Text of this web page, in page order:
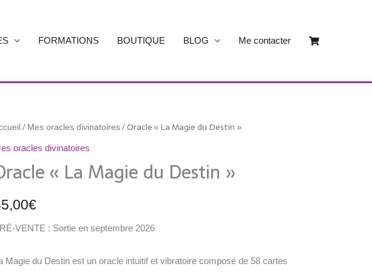
FORMATIONS BOUTIQUE BLOG Me contacter
/ Mes oracles divinatoires / Oracle « La Magie du Destin »
oracles divinatoires
« La Magie du Destin »
€
VENTE : Sortie en septembre 2026
Magie du Destin est un oracle intuitif et vibratoire composé de 58 cartes
»